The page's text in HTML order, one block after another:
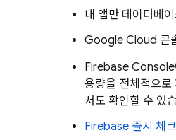
내 앱만 데이터베
Google Cloud 콘
Firebase Console
용량을 전체적으로
서도 확인할 수 있
Firebase 출시 체